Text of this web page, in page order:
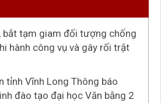
bắt tạm giam đối tượng chống
hành công vụ và gây rối trật
tỉnh Vĩnh Long Thông báo
đào tạo đại học Văn bằng 2